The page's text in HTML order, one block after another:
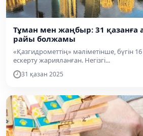
Тұман мен жаңбыр: 31 қазанға
райы болжамы
«Қазгидрометтің» мәліметінше, бүгін
ескерту жарияланған. Негізгі...
31 қазан 2025